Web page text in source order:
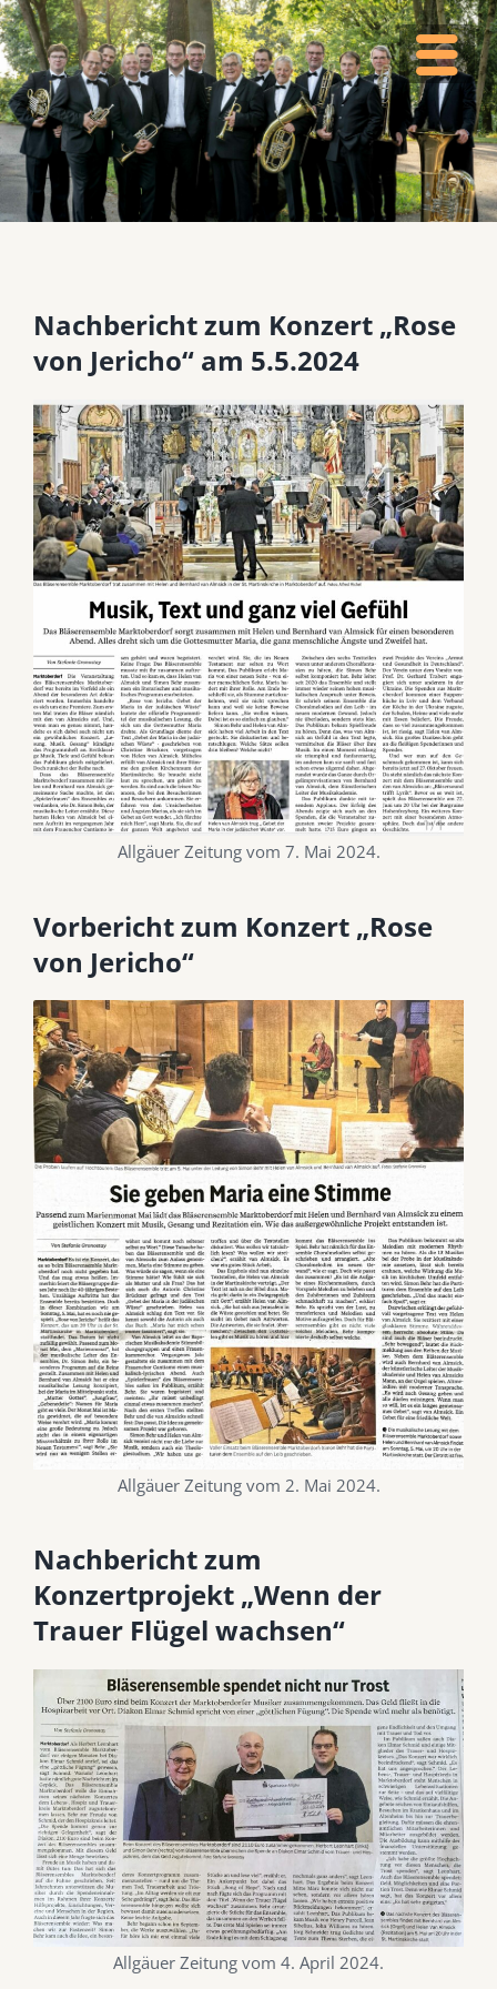
Nachbericht zum Konzert „Rose
von Jericho“ am 5.5.2024
Allgäuer Zeitung vom 7. Mai 2024.
Vorbericht zum Konzert „Rose
von Jericho“
Allgäuer Zeitung vom 2. Mai 2024.
Nachbericht zum
Konzertprojekt „Wenn der
Trauer Flügel wachsen“
Allgäuer Zeitung vom 4. April 2024.